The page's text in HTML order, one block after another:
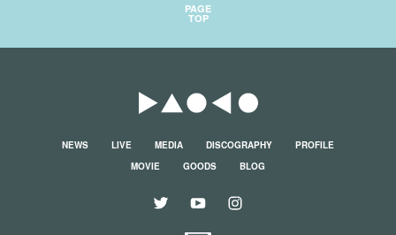
PAGE
TOP
NEWS LIVE MEDIA DISCOGRAPHY
PROFILE
MOVIE
GOODS BLOG